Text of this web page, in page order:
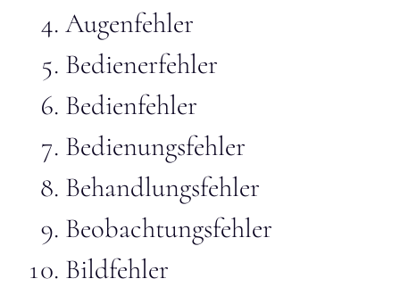
Augenfehler
Bedienerfehler
Bedienfehler
Bedienungsfehler
Behandlungsfehler
Beobachtungsfehler
Bildfehler